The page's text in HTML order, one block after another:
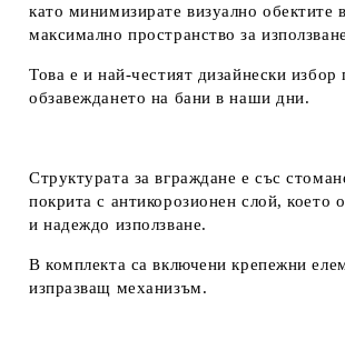
като минимизирате визуално обектите
максимално пространство за
Това е и най-честият дизайнески избор
обзавеждането на бани в наши дни.
Структурата за вграждане е със
покрита с антикорозионен слой, което
и надеждо използване.
В комплекта са включени крепежни
изпразващ механизъм.